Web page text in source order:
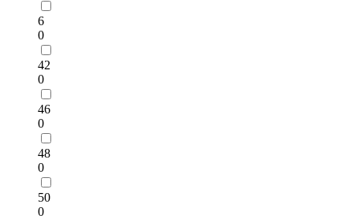
6
0
42
0
46
0
48
0
50
0